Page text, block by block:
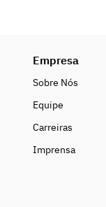
Empresa
Sobre Nós
Equipe
Carreiras
Imprensa